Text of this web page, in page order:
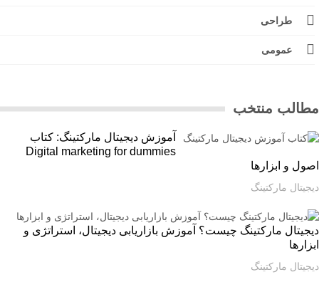
طراحی
عمومی
منتخب
آموزش دیجیتال مارکتینگ: کتاب
Digital marketing for dummies
و ابزارها
مارکتینگ
مارکتینگ چیست؟ آموزش بازاریابی دیجیتال، استراتژی و
مارکتینگ